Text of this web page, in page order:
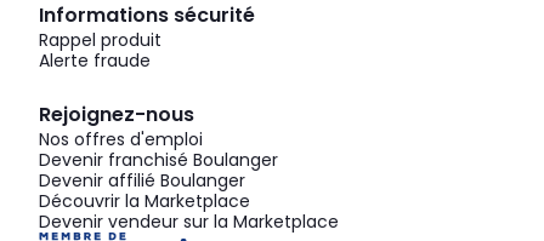
Informations sécurité
Rappel produit
Alerte fraude
Rejoignez-nous
Nos offres d'emploi
Devenir franchisé Boulanger
Devenir affilié Boulanger
Découvrir la Marketplace
Devenir vendeur sur la Marketplace